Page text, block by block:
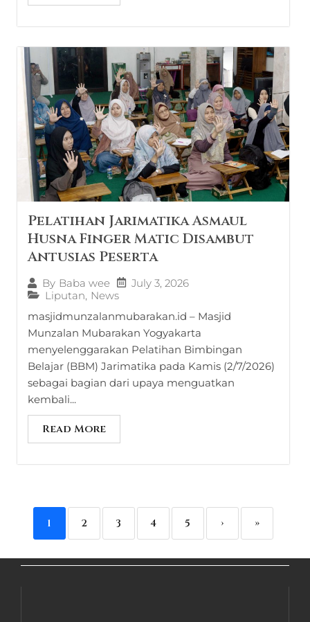
Pelatihan Jarimatika Asmaul
Husna Finger Matic Disambut
Antusias Peserta
By Baba wee
July 3, 2026
Liputan News
masjidmunzalanmubarakan.id – Masjid
Munzalan Mubarakan Yogyakarta
menyelenggarakan Pelatihan Bimbingan
Belajar (BBM) Jarimatika pada Kamis (2/7/2026)
sebagai bagian dari upaya menguatkan
kembali...
Read More
1 2 3 4 5 › »